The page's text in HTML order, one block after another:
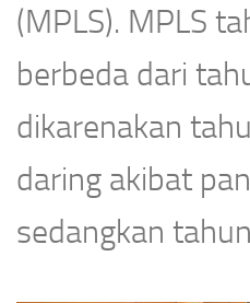
(MPLS). MPLS
berbeda dari
dikarenakan
daring akibat
sedangkan